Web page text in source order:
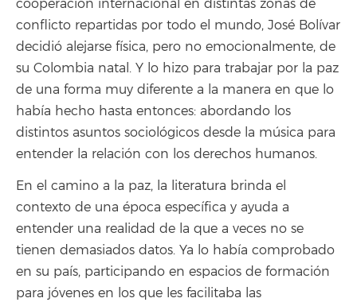
cooperación internacional en distintas zonas de
conflicto repartidas por todo el mundo, José Bolívar
decidió alejarse física, pero no emocionalmente, de
su Colombia natal. Y lo hizo para trabajar por la paz
de una forma muy diferente a la manera en que lo
había hecho hasta entonces: abordando los
distintos asuntos sociológicos desde la música para
entender la relación con los derechos humanos.
En el camino a la paz, la literatura brinda el
contexto de una época específica y ayuda a
entender una realidad de la que a veces no se
tienen demasiados datos. Ya lo había comprobado
en su país, participando en espacios de formación
para jóvenes en los que les facilitaba las